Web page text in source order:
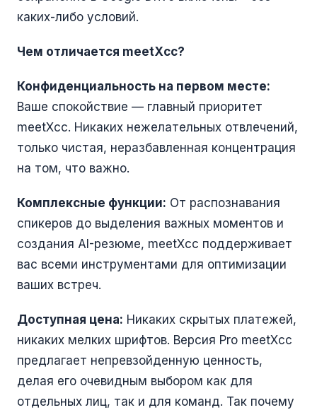
каких-либо условий.
Чем отличается meetXcc?
Конфиденциальность на первом месте:
Ваше спокойствие — главный приоритет
meetXcc. Никаких нежелательных отвлечений,
только чистая, неразбавленная концентрация
на том, что важно.
Комплексные функции: От распознавания
спикеров до выделения важных моментов и
создания AI-резюме, meetXcc поддерживает
вас всеми инструментами для оптимизации
ваших встреч.
Доступная цена: Никаких скрытых платежей,
никаких мелких шрифтов. Версия Pro meetXcc
предлагает непревзойденную ценность,
делая его очевидным выбором как для
отдельных лиц, так и для команд. Так почему